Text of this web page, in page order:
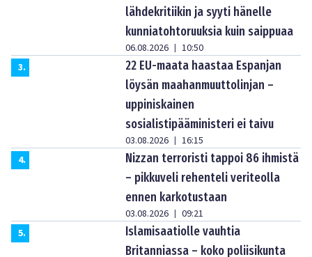
lähdekritiikin ja syyti hänelle
kunniatohtoruuksia kuin saippuaa
06.08.2026
10:50
3.
22 EU-maata haastaa Espanjan
löysän maahanmuuttolinjan –
uppiniskainen
sosialistipääministeri ei taivu
03.08.2026
16:15
4.
Nizzan terroristi tappoi 86 ihmistä
– pikkuveli rehenteli veriteolla
ennen karkotustaan
03.08.2026
09:21
5.
Islamisaatiolle vauhtia
Britanniassa – koko poliisikunta